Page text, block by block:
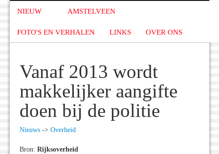
NIEUW AMSTELVEEN
FOTO'S EN VERHALEN LINKS OVER ONS
Vanaf 2013 wordt
makkelijker aangifte
doen bij de politie
Nieuws -> Overheid
Bron: Rijksoverheid